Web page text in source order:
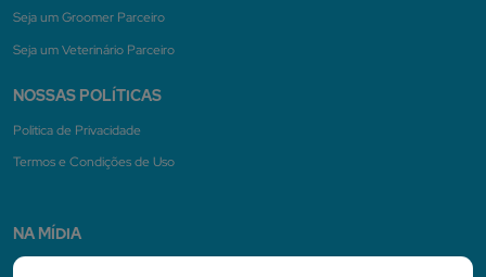
Seja um Groomer Parceiro
Seja um Veterinário Parceiro
NOSSAS POLÍTICAS
Politica de Privacidade
Termos e Condições de Uso
NA MÍDIA